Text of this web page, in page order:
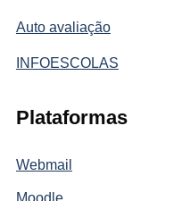
Auto avaliação
INFOESCOLAS
Plataformas
Webmail
Moodle